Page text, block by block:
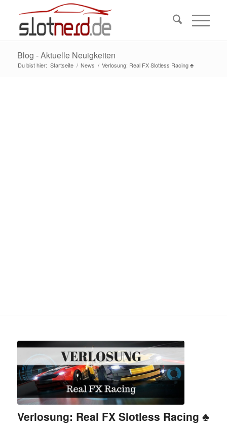
Blog - Aktuelle Neuigkeiten
Du bist hier: Startseite / News / Verlosung: Real FX Slotless Racing ♣
Verlosung: Real FX Slotless Racing ♣